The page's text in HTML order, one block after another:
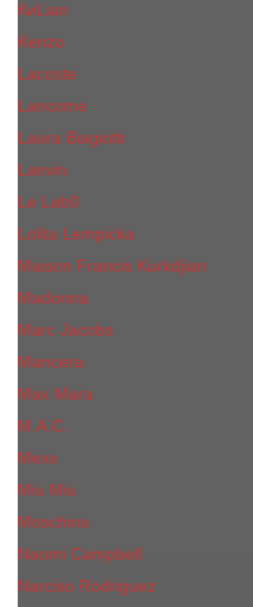
КиLian
Kenzo
Lacoste
Lancome
Laura Biagiotti
Lanvin
Lе Lab0
Lolita Lempicka
Maison Francis Kurkdjian
Madonna
Marc Jacobs
Mancera
Max Mara
M.А.C.
Mexx
Miu Miu
Mоsсhino
Naomi Campbell
Narciso Rodriguez